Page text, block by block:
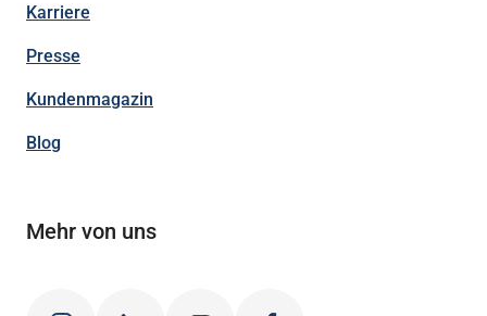
Karriere
Presse
Kundenmagazin
Blog
Mehr von uns